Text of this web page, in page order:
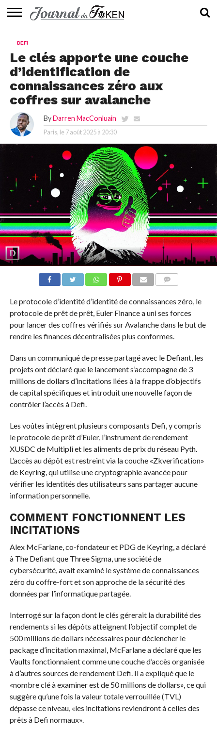
📰
EVALUATION
GUIDE
TENDANCES
À
CONTACTEZ-
DEFI
Le clés apporte une couche
d’identification de
connaissances zéro aux
coffres sur avalanche
By Darren MacConluain
Paris, le 7 août 2025 à 20:30
Le protocole d’identité d’identité de connaissances zéro, le
protocole de prêt de prêt, Euler Finance a uni ses forces
pour lancer des coffres vérifiés sur Avalanche dans le but de
rendre les finances décentralisées plus conformes.
Dans un communiqué de presse partagé avec le Defiant, les
projets ont déclaré que le lancement s’accompagne de 3
millions de dollars d’incitations liées à la frappe d’objectifs
de capital spécifiques et introduit une nouvelle façon de
contrôler l’accès à Defi.
Les voûtes intègrent plusieurs composants Defi, y compris
le protocole de prêt d’Euler, l’instrument de rendement
XUSDC de Multipli et les aliments de prix du réseau Pyth.
L’accès au dépôt est restreint via la couche «Zkverification»
de Keyring, qui utilise une cryptographie avancée pour
vérifier les identités des utilisateurs sans partager aucune
information personnelle.
COMMENT FONCTIONNENT LES
INCITATIONS
Alex McFarlane, co-fondateur et PDG de Keyring, a déclaré
à The Defiant que Three Sigma, une société de
cybersécurité, avait examiné le système de connaissances
zéro du coffre-fort et son approche de la sécurité des
données par l’informatique partagée.
Interrogé sur la façon dont le clés gérerait la durabilité des
rendements si les dépôts atteignent l’objectif complet de
500 millions de dollars nécessaires pour déclencher le
package d’incitation maximal, McFarlane a déclaré que les
Vaults fonctionnaient comme une couche d’accès organisée
à d’autres sources de rendement Defi. Il a expliqué que le
«nombre clé à examiner est de 50 millions de dollars», ce qui
suggère qu’une fois la valeur totale verrouillée (TVL)
dépasse ce niveau, «les incitations reviendront à celles des
prêts à Defi normaux».